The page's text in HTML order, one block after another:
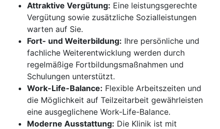
Attraktive Vergütung: Eine leistungsgerechte
Vergütung sowie zusätzliche Sozialleistungen
warten auf Sie.
Fort- und Weiterbildung: Ihre persönliche und
fachliche Weiterentwicklung werden durch
regelmäßige Fortbildungsmaßnahmen und
Schulungen unterstützt.
Work-Life-Balance: Flexible Arbeitszeiten und
die Möglichkeit auf Teilzeitarbeit gewährleisten
eine ausgeglichene Work-Life-Balance.
Moderne Ausstattung: Die Klinik ist mit